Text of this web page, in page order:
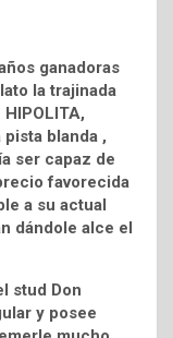
ganadoras
la trajinada
blanda ,
ser capaz de
favorecida
a su actual
dándole alce el
stud Don
y posee